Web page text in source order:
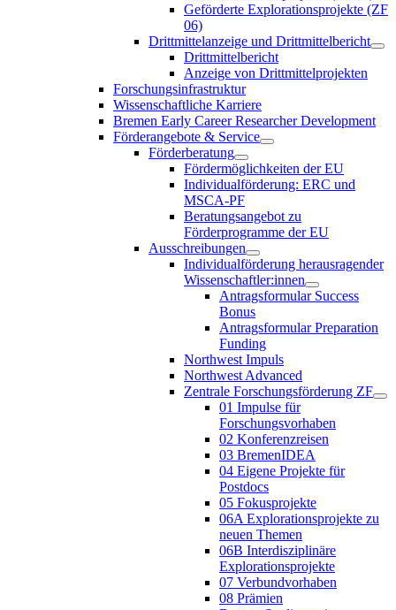
Geförderte Explorationsprojekte (ZF
06)
Drittmittelanzeige und Drittmittelbericht
Drittmittelbericht
Anzeige von Drittmittelprojekten
Forschungsinfrastruktur
Wissenschaftliche Karriere
Bremen Early Career Researcher Development
Förderangebote & Service
Förderberatung
Fördermöglichkeiten der EU
Individualförderung: ERC und
MSCA-PF
Beratungsangebot zu
Förderprogramme der EU
Ausschreibungen
Individualförderung herausragender
Wissenschaftler:innen
Antragsformular Success
Bonus
Antragsformular Preparation
Funding
Northwest Impuls
Northwest Advanced
Zentrale Forschungsförderung ZF
01 Impulse für
Forschungsvorhaben
02 Konferenzreisen
03 BremenIDEA
04 Eigene Projekte für
Postdocs
05 Fokusprojekte
06A Explorationsprojekte zu
neuen Themen
06B Interdisziplinäre
Explorationsprojekte
07 Verbundvorhaben
08 Prämien